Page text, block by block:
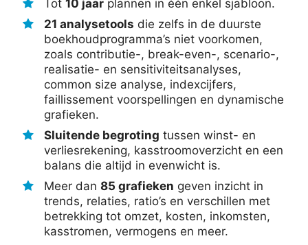
Tot 10 jaar plannen in één enkel sjabloon.
21 analysetools die zelfs in de duurste
boekhoudprogramma’s niet voorkomen,
zoals contributie-, break-even-, scenario-,
realisatie- en sensitiviteitsanalyses,
common size analyse, indexcijfers,
faillissement voorspellingen en dynamische
grafieken.
Sluitende begroting tussen winst- en
verliesrekening, kasstroomoverzicht en een
balans die altijd in evenwicht is.
Meer dan 85 grafieken geven inzicht in
trends, relaties, ratio’s en verschillen met
betrekking tot omzet, kosten, inkomsten,
kasstromen, vermogens en meer.